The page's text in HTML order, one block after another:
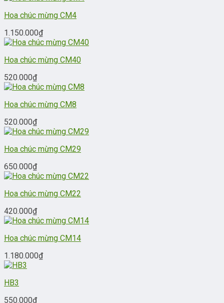
Hoa chúc mừng CM4
1.150.000₫
Hoa chúc mừng CM40
520.000₫
Hoa chúc mừng CM8
520.000₫
Hoa chúc mừng CM29
650.000₫
Hoa chúc mừng CM22
420.000₫
Hoa chúc mừng CM14
1.180.000₫
HB3
550.000₫